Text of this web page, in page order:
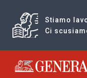
Stiamo
Ci
Generali logo